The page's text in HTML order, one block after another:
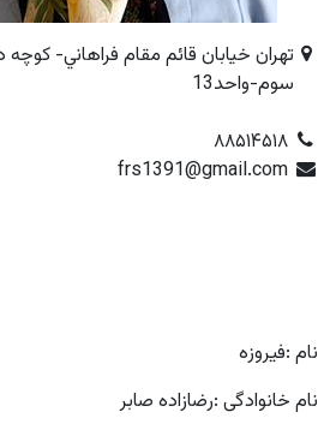
سوم-واحد13
۸۸۵۱۴۵۱۸
frs1391@gmail.com
نام :فیروزه
نام خانوادگی :رضازاده صابر